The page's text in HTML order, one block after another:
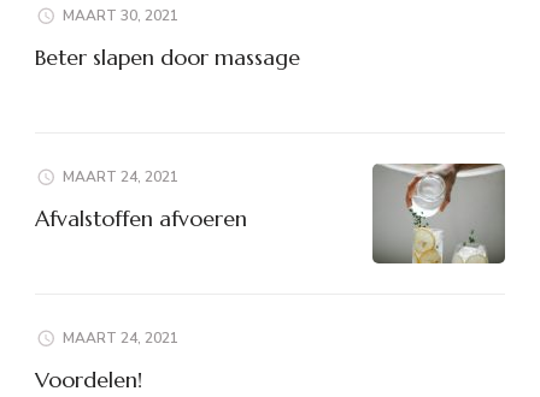
MAART 30, 2021
Beter slapen door massage
MAART 24, 2021
Afvalstoffen afvoeren
MAART 24, 2021
Voordelen!